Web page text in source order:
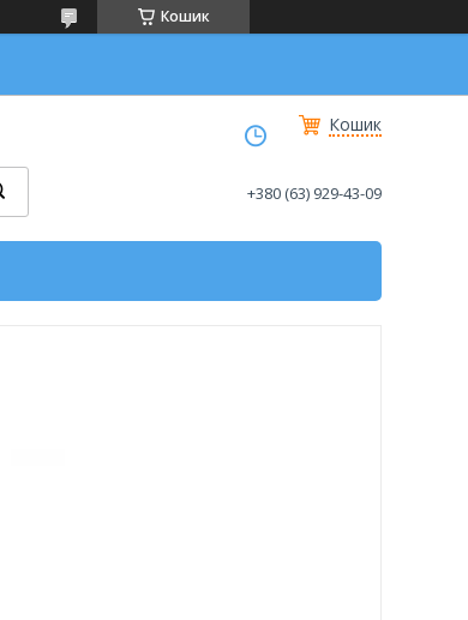
Кошик
Кошик
+380 (63) 929-43-09